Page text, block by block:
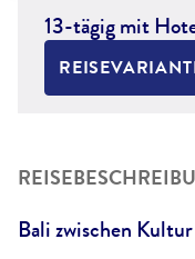
13-tägig mit
Bali zwischen